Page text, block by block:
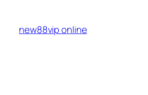
содержимому
new88vip online